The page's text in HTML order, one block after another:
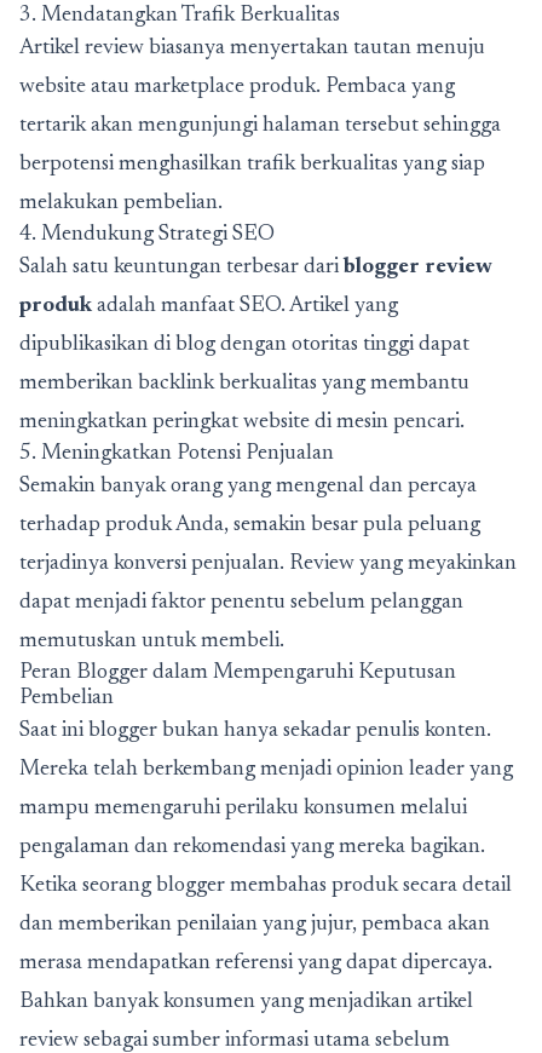
3. Mendatangkan Trafik Berkualitas
Artikel review biasanya menyertakan tautan menuju
website atau marketplace produk. Pembaca yang
tertarik akan mengunjungi halaman tersebut sehingga
berpotensi menghasilkan trafik berkualitas yang siap
melakukan pembelian.
4. Mendukung Strategi SEO
Salah satu keuntungan terbesar dari blogger review
produk adalah manfaat SEO. Artikel yang
dipublikasikan di blog dengan otoritas tinggi dapat
memberikan backlink berkualitas yang membantu
meningkatkan peringkat website di mesin pencari.
5. Meningkatkan Potensi Penjualan
Semakin banyak orang yang mengenal dan percaya
terhadap produk Anda, semakin besar pula peluang
terjadinya konversi penjualan. Review yang meyakinkan
dapat menjadi faktor penentu sebelum pelanggan
memutuskan untuk membeli.
Peran Blogger dalam Mempengaruhi Keputusan
Pembelian
Saat ini blogger bukan hanya sekadar penulis konten.
Mereka telah berkembang menjadi opinion leader yang
mampu memengaruhi perilaku konsumen melalui
pengalaman dan rekomendasi yang mereka bagikan.
Ketika seorang blogger membahas produk secara detail
dan memberikan penilaian yang jujur, pembaca akan
merasa mendapatkan referensi yang dapat dipercaya.
Bahkan banyak konsumen yang menjadikan artikel
review sebagai sumber informasi utama sebelum